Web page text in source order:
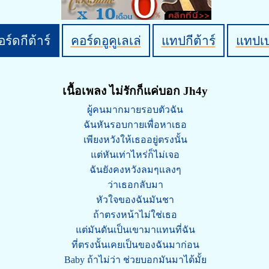
ร์ดกีต้าร์ คอร์ดอูคูเลเล่ แทปกีต้าร์ แทปเ
เนื้อเพลง ไม่รักก็แค่บอก Jh4y
ผู้คนมากมายรอบตัวฉัน
ฉันหันรอบกายเพื่อหาเธอ
เพียงหวังให้เธออยู่ตรงนั้น
แต่หันเท่าไหร่ก็ไม่เจอ
ฉันยังคงหวังลมๆแลงๆ
ว่าเธอกลับมา
หัวใจของฉันมันชา
ถ้าตรงหน้าไม่ใช่เธอ
แต่มันดันเป็นเขามาแทนที่ฉัน
ที่ตรงนั้นเคยเป็นของฉันมาก่อน
Baby ถ้าไม่ว่า ช่วยบอกมันมาได้มั้ย